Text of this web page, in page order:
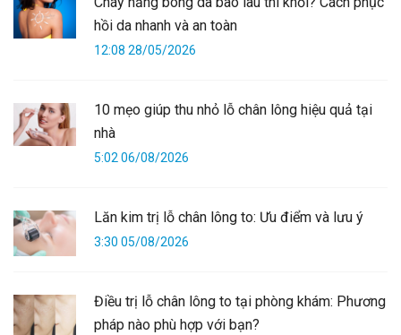
hồi da nhanh và an toàn
12:08 28/05/2026
10 mẹo giúp thu nhỏ lỗ chân lông hiệu quả tại
nhà
5:02 06/08/2026
Lăn kim trị lỗ chân lông to: Ưu điểm và lưu ý
3:30 05/08/2026
Điều trị lỗ chân lông to tại phòng khám: Phương
pháp nào phù hợp với bạn?